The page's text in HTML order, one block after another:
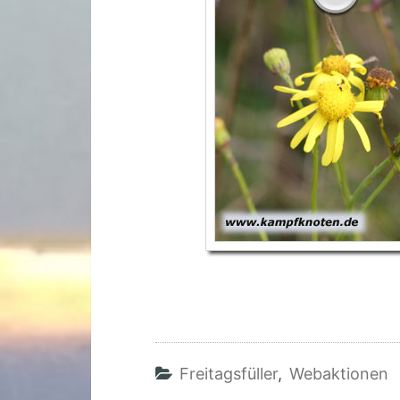
Freitagsfüller, Webaktionen